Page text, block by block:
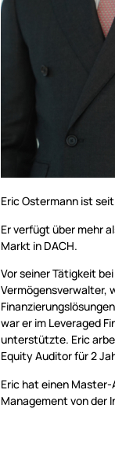
Eric Ostermann ist
Er verfügt über mehr
Markt in DACH.
Vor seiner Tätigkeit
Vermögensverwalter,
war er im Leveraged
unterstützte. Eric
Equity Auditor für 2
Eric hat einen
Management von der